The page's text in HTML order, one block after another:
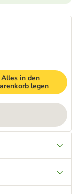
Alles in den
legen